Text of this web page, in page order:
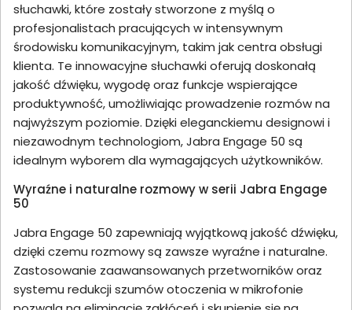
słuchawki, które zostały stworzone z myślą o
profesjonalistach pracujących w intensywnym
środowisku komunikacyjnym, takim jak centra obsługi
klienta. Te innowacyjne słuchawki oferują doskonałą
jakość dźwięku, wygodę oraz funkcje wspierające
produktywność, umożliwiając prowadzenie rozmów na
najwyższym poziomie. Dzięki eleganckiemu designowi i
niezawodnym technologiom, Jabra Engage 50 są
idealnym wyborem dla wymagających użytkowników.
Wyraźne i naturalne rozmowy w serii Jabra Engage
50
Jabra Engage 50 zapewniają wyjątkową jakość dźwięku,
dzięki czemu rozmowy są zawsze wyraźne i naturalne.
Zastosowanie zaawansowanych przetworników oraz
systemu redukcji szumów otoczenia w mikrofonie